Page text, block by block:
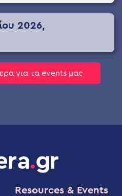
2026,
για τα events μας
Resources & Events